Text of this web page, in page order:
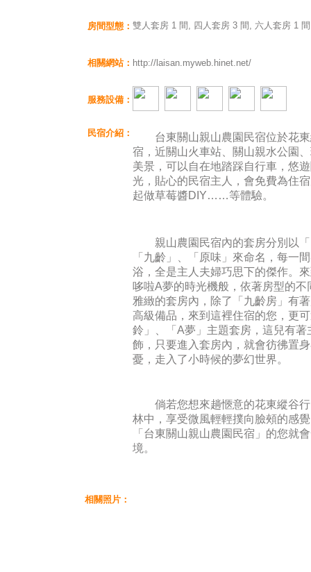
房間型態： 雙人套房 1 間, 四人套房 3 間, 六人套房 1
相關網站： http://laisan.myweb.hinet.net/
服務設備：
民宿介紹：
台東關山親山農園民宿位於花東
宿，近關山火車站、關山親水公園
美景，可以自在地踏踩自行車，悠
光，貼心的民宿主人，會免費為住
起做草莓醬DIY……等體驗。
親山農園民宿內的套房分別以「
「九齡」、「原味」來命名，每一
浴，全是主人夫婦巧思下的傑作。
哆啦A夢的時光機般，依著房型的
雅緻的套房內，除了「九齡房」有
高級備品，來到這裡住宿的您，更
鈴」、「A夢」主題套房，這兒有
飾，只要進入套房內，就會彷彿置
憂，走入了小時候的夢幻世界。
倘若您想來趟愜意的花東縱谷行
林中，享受微風輕輕撲向臉頰的感
「台東關山親山農園民宿」的您就
境。
相關照片：